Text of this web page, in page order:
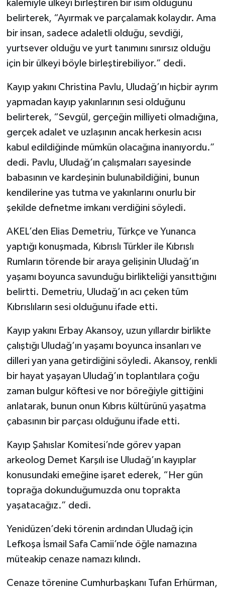
kalemiyle ülkeyi birleştiren bir isim olduğunu
belirterek, “Ayırmak ve parçalamak kolaydır. Ama
bir insan, sadece adaletli olduğu, sevdiği,
yurtsever olduğu ve yurt tanımını sınırsız olduğu
için bir ülkeyi böyle birleştirebiliyor.” dedi.
Kayıp yakını Christina Pavlu, Uludağ’ın hiçbir ayrım
yapmadan kayıp yakınlarının sesi olduğunu
belirterek, “Sevgül, gerçeğin milliyeti olmadığına,
gerçek adalet ve uzlaşının ancak herkesin acısı
kabul edildiğinde mümkün olacağına inanıyordu.”
dedi. Pavlu, Uludağ’ın çalışmaları sayesinde
babasının ve kardeşinin bulunabildiğini, bunun
kendilerine yas tutma ve yakınlarını onurlu bir
şekilde defnetme imkanı verdiğini söyledi.
AKEL’den Elias Demetriu, Türkçe ve Yunanca
yaptığı konuşmada, Kıbrıslı Türkler ile Kıbrıslı
Rumların törende bir araya gelişinin Uludağ’ın
yaşamı boyunca savunduğu birlikteliği yansıttığını
belirtti. Demetriu, Uludağ’ın acı çeken tüm
Kıbrıslıların sesi olduğunu ifade etti.
Kayıp yakını Erbay Akansoy, uzun yıllardır birlikte
çalıştığı Uludağ’ın yaşamı boyunca insanları ve
dilleri yan yana getirdiğini söyledi. Akansoy, renkli
bir hayat yaşayan Uludağ’ın toplantılara çoğu
zaman bulgur köftesi ve nor böreğiyle gittiğini
anlatarak, bunun onun Kıbrıs kültürünü yaşatma
çabasının bir parçası olduğunu ifade etti.
Kayıp Şahıslar Komitesi’nde görev yapan
arkeolog Demet Karşılı ise Uludağ’ın kayıplar
konusundaki emeğine işaret ederek, “Her gün
toprağa dokunduğumuzda onu toprakta
yaşatacağız.” dedi.
Yenidüzen’deki törenin ardından Uludağ için
Lefkoşa İsmail Safa Camii’nde öğle namazına
müteakip cenaze namazı kılındı.
Cenaze törenine Cumhurbaşkanı Tufan Erhürman,